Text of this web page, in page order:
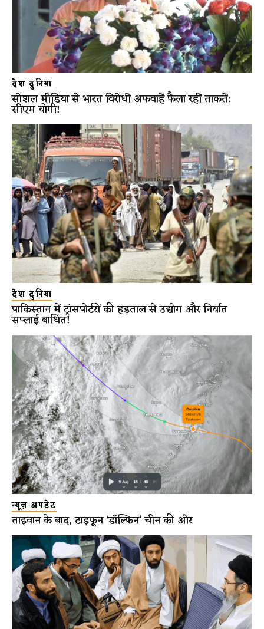
देश दुनिया
सोशल मीडिया से भारत विरोधी अफवाहें फैला रहीं ताकतें:
सीएम योगी!
देश दुनिया
पाकिस्तान में ट्रांसपोर्टरों की हड़ताल से उद्योग और निर्यात
सप्लाई बाधित!
न्यूज़ अपडेट
ताइवान के बाद, टाइफून ‘डॉल्फिन’ चीन की ओर